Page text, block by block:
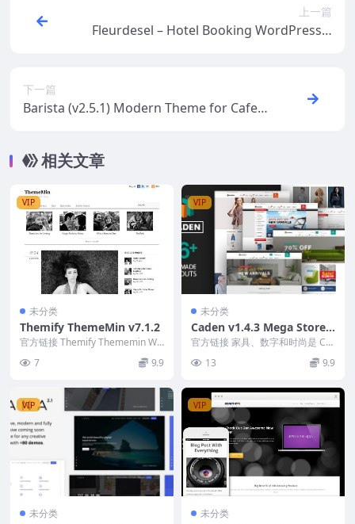
上一篇
Fleurdesel – Hotel Booking WordPress T
下一篇
Barista (v2.5.1) Modern Theme for Cafes,
相关文章
VIP
未分类
Themify ThemeMin v7.1.2
官方链接 Themify Thememin Wo
7 9.9
VIP
未分类
Caden v1.4.3 Mega Store
Responsive WordPress Th
官方链接 家具、数字和时尚是 Ca
den Mega 商店 WooCommerce...
13 9.9
VIP
未分类
VIP
未分类